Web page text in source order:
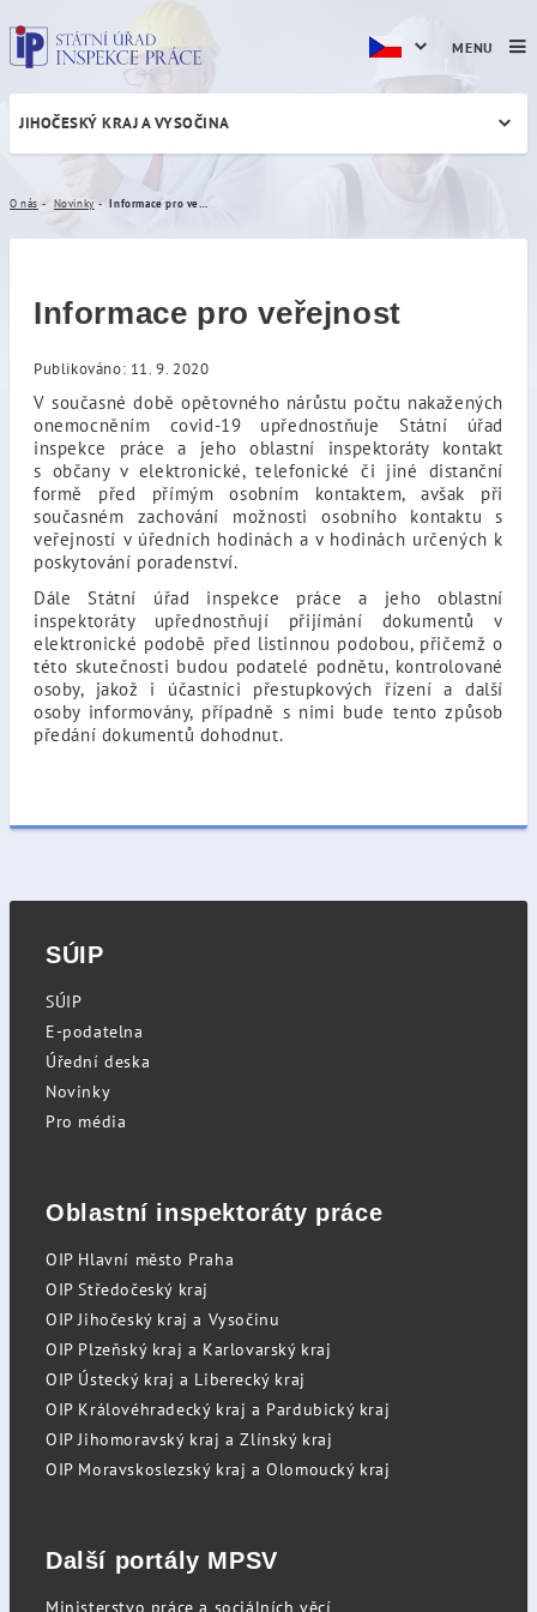
Informace pro veřejnost
JIHOČESKÝ KRAJ A VYSOČINA
O nás Novinky
Informace pro veřejnost
Publikováno: 11. 9. 2020
V současné době opětovného nárůstu počtu nakažených
onemocněním covid-19 upřednostňuje Státní úřad
inspekce práce a jeho oblastní inspektoráty kontakt
s občany v elektronické, telefonické či jiné distanční
formě před přímým osobním kontaktem, avšak při
současném zachování možnosti osobního kontaktu s
veřejností v úředních hodinách a v hodinách určených k
poskytování poradenství.
Dále Státní úřad inspekce práce a jeho oblastní
inspektoráty upřednostňují přijímání dokumentů v
elektronické podobě před listinnou podobou, přičemž o
této skutečnosti budou podatelé podnětu, kontrolované
osoby, jakož i účastníci přestupkových řízení a další
osoby informovány, případně s nimi bude tento způsob
předání dokumentů dohodnut.
MENU
SÚIP
SÚIP
E-podatelna
Úřední deska
Novinky
Pro média
Oblastní inspektoráty práce
OIP Hlavní město Praha
OIP Středočeský kraj
OIP Jihočeský kraj a Vysočinu
OIP Plzeňský kraj a Karlovarský kraj
OIP Ústecký kraj a Liberecký kraj
OIP Královéhradecký kraj a Pardubický kraj
OIP Jihomoravský kraj a Zlínský kraj
OIP Moravskoslezský kraj a Olomoucký kraj
Další portály MPSV
Ministerstvo práce a sociálních věcí